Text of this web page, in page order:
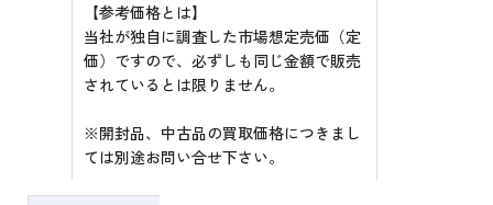
【参考価格とは】
当社が独自に調査した市場想定売価（定
価）ですので、必ずしも同じ金額で販売
されているとは限りません。
※開封品、中古品の買取価格につきまし
ては別途お問い合せ下さい。